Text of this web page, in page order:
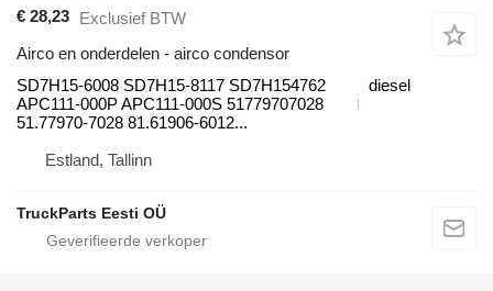
€ 28,23 Exclusief BTW
Airco en onderdelen - airco condensor
SD7H15-6008 SD7H15-8117 SD7H154762
APC111-000P APC111-000S 51779707028
51.77970-7028 81.61906-6012...
diesel
Estland, Tallinn
TruckParts Eesti OÜ